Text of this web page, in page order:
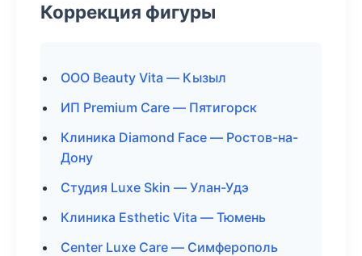
Коррекция фигуры
ООО Beauty Vita — Кызыл
ИП Premium Care — Пятигорск
Клиника Diamond Face — Ростов-на-
Дону
Студия Luxe Skin — Улан-Удэ
Клиника Esthetic Vita — Тюмень
Center Luxe Care — Симферополь